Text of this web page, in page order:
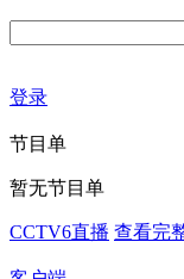
登录
节目单
暂无节目单
CCTV6直播 查看完